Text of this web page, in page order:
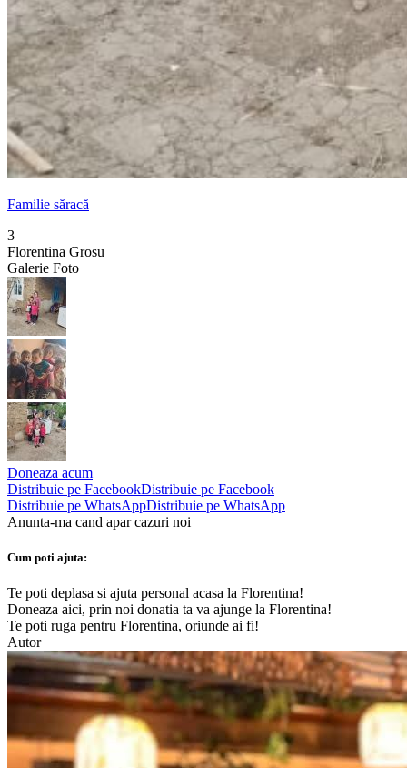
Familie săracă
3
Florentina Grosu
Galerie Foto
Doneaza acum
Distribuie pe FacebookDistribuie pe Facebook
Distribuie pe WhatsAppDistribuie pe WhatsApp
Anunta-ma cand apar cazuri noi
Cum poti ajuta:
Te poti deplasa si ajuta personal acasa la Florentina!
Doneaza aici, prin noi donatia ta va ajunge la Florentina!
Te poti ruga pentru Florentina, oriunde ai fi!
Autor